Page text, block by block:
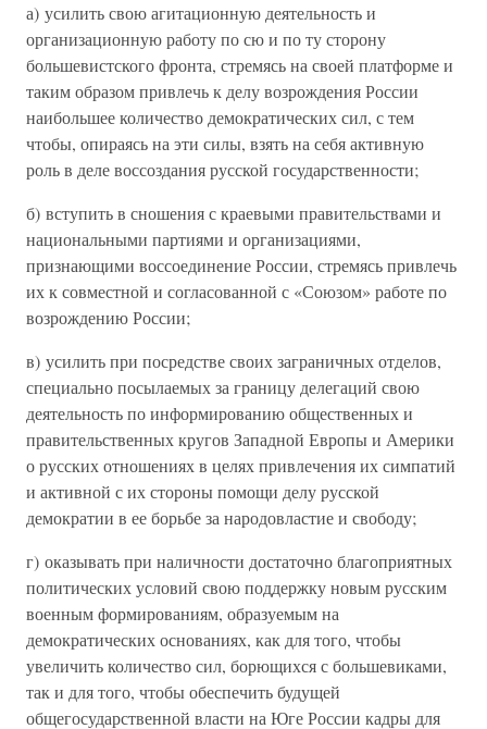
а) усилить свою агитационную деятельность и
организационную работу по сю и по ту сторону
большевистского фронта, стремясь на своей платформе и
таким образом привлечь к делу возрождения России
наибольшее количество демократических сил, с тем
чтобы, опираясь на эти силы, взять на себя активную
роль в деле воссоздания русской государственности;
б) вступить в сношения с краевыми правительствами и
национальными партиями и организациями,
признающими воссоединение России, стремясь привлечь
их к совместной и согласованной с «Союзом» работе по
возрождению России;
в) усилить при посредстве своих заграничных отделов,
специально посылаемых за границу делегаций свою
деятельность по информированию общественных и
правительственных кругов Западной Европы и Америки
о русских отношениях в целях привлечения их симпатий
и активной с их стороны помощи делу русской
демократии в ее борьбе за народовластие и свободу;
г) оказывать при наличности достаточно благоприятных
политических условий свою поддержку новым русским
военным формированиям, образуемым на
демократических основаниях, как для того, чтобы
увеличить количество сил, борющихся с большевиками,
так и для того, чтобы обеспечить будущей
общегосударственной власти на Юге России кадры для